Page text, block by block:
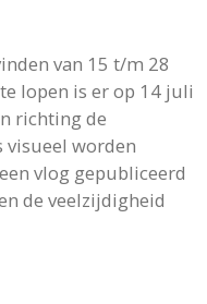
van 15 t/m 28
lopen is er op 14 juli
richting de
visueel worden
vlog gepubliceerd
de veelzijdigheid